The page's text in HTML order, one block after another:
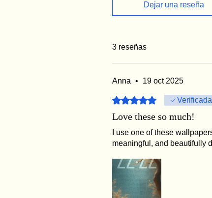
Dejar una reseña
3 reseñas
Anna • 19 oct 2025
Obtuvo 5 de 5 estrellas.Verificada
Love these so much!
I use one of these
meaningful, and beautifully